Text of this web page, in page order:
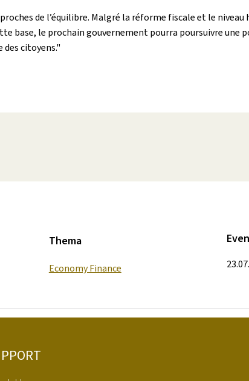
de l’équilibre. Malgré la réforme fiscale et le
base, le prochain gouvernement pourra poursuivre une
des citoyens."
Thema
Economy Finance